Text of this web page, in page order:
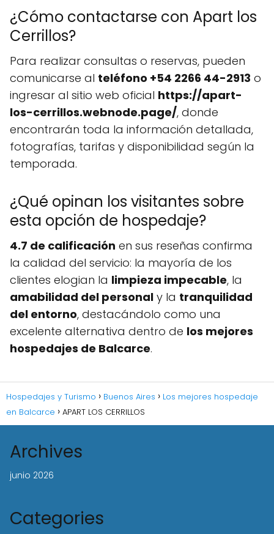
¿Cómo contactarse con Apart los
Cerrillos?
Para realizar consultas o reservas, pueden
comunicarse al teléfono +54 2266 44-2913 o
ingresar al sitio web oficial https://apart-
los-cerrillos.webnode.page/, donde
encontrarán toda la información detallada,
fotografías, tarifas y disponibilidad según la
temporada.
¿Qué opinan los visitantes sobre
esta opción de hospedaje?
4.7 de calificación en sus reseñas confirma
la calidad del servicio: la mayoría de los
clientes elogian la limpieza impecable, la
amabilidad del personal y la tranquilidad
del entorno, destacándolo como una
excelente alternativa dentro de los mejores
hospedajes de Balcarce.
Hospedajes y Turismo Buenos Aires
Los mejores hospedaje
en Balcarce
APART LOS CERRILLOS
Archives
junio 2026
Categories